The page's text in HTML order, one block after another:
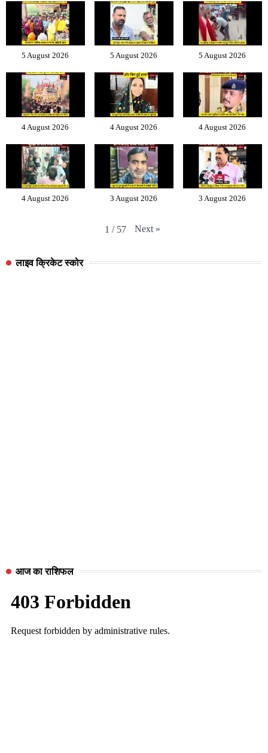
5 August 2026 5 August 2026 5 August 2026
4 August 2026 4 August 2026 4 August 2026
4 August 2026 3 August 2026 3 August 2026
1 / 57 Next »
लाइव क्रिकेट स्कोर
आज का राशिफल